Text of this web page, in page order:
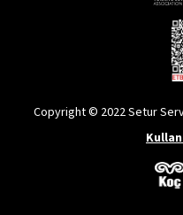
Copyright © 2022 Setur